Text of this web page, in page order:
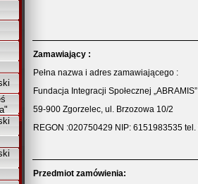
Zamawiający :
Pełna nazwa i adres zamawiającego :
Fundacja Integracji Społecznej „ABRAMIS”
59-900 Zgorzelec, ul. Brzozowa 10/2
REGON :020750429 NIP: 6151983535
Przedmiot zamówienia: